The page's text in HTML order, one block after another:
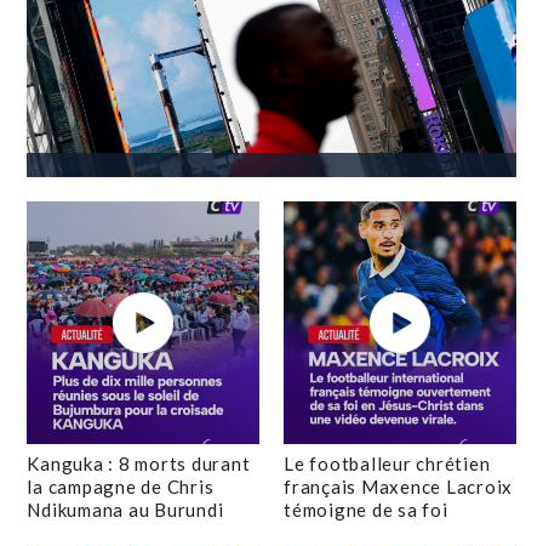
Kanguka : 8 morts durant
la campagne de Chris
Ndikumana au Burundi
Le footballeur chrétien
français Maxence Lacroix
témoigne de sa foi